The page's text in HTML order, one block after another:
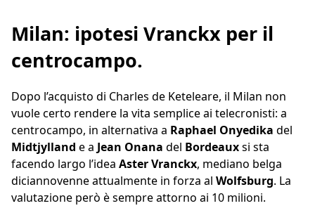
Milan: ipotesi Vranckx per il
centrocampo.
Dopo l’acquisto di Charles de Keteleare, il Milan non
vuole certo rendere la vita semplice ai telecronisti: a
centrocampo, in alternativa a Raphael Onyedika del
Midtjylland e a Jean Onana del Bordeauxsi sta
facendo largo l’idea Aster Vranckx, mediano belga
diciannovenne attualmente in forza al Wolfsburg. La
valutazione però è sempre attorno ai 10 milioni.